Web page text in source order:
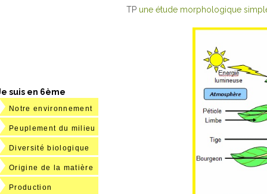
TP une étude morphologique
suis en 6ème
Notre environnement
Peuplement du milieu
Diversité biologique
Origine de la matière
Production